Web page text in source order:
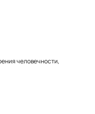
человечности,